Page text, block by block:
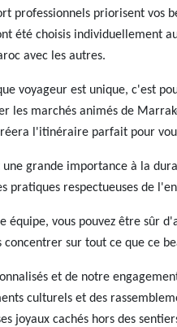
professionnels priorisent vos
été choisis individuellement
avec les autres.
voyageur est unique, c'est
les marchés animés de
l'itinéraire parfait pour
une grande importance à la
pratiques respectueuses de
équipe, vous pouvez être sûr
concentrer sur tout ce que ce
et de notre
culturels et des
joyaux cachés hors des